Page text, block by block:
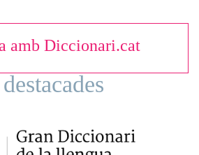
amb Diccionari.cat